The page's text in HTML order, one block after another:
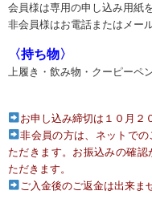
会員様は専用の申し込み用紙
非会員様はお電話またはメー
〈持ち物〉
上履き・飲み物・クーピーペ
お申し込み締切は１０月２
非会員の方は、ネットで
ただきます。お振込みの確
ただきます。
ご入金後のご返金は出来ま